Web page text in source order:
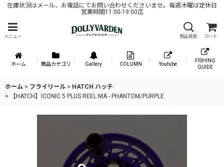
在庫状況はメール、お電話にてお問い合わせくださいませ。毎週木曜は定休日
営業時間11:00-19:00迄
メニュー 商品検索 カート
ホーム 商品カテゴリ Gallery COLUMN Youtube
FISHING
GUIDE
ホーム > フライリール > HATCH ハッチ
>
【HATCH】ICONIC 5 PLUS REEL MA - PHANTOM/PURPLE